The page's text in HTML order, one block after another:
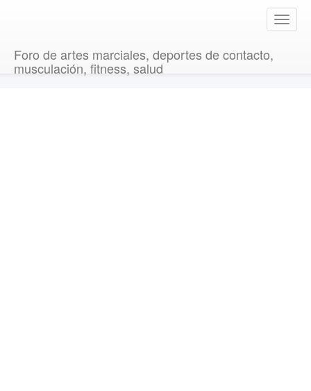
T
o
Foro de artes marciales, deportes de contacto,
musculación, fitness, salud